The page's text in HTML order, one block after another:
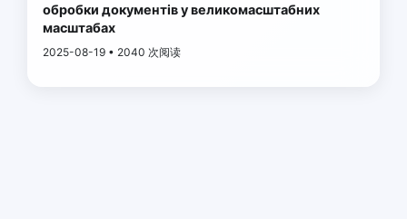
обробки документів у великомасштабних
масштабах
2025-08-19 • 2040 次阅读